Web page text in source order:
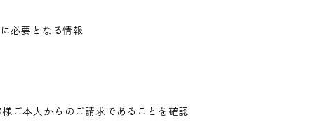
必要となる情報
ご本人からのご請求であることを確認